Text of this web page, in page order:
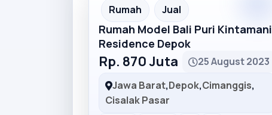
Recommended
Rumah Jual
Rumah Model Bali Puri Kintamani
Residence Depok
Rp. 870 Juta
25 August 2023
Jawa Barat,Depok,Cimanggis,
Cisalak Pasar